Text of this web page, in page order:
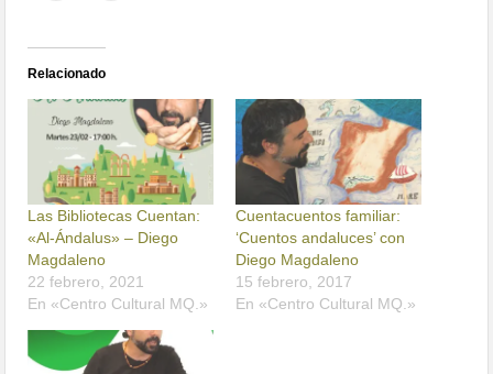
Relacionado
Las Bibliotecas Cuentan:
«Al-Ándalus» – Diego
Magdaleno
22 febrero, 2021
En «Centro Cultural MQ.»
Cuentacuentos familiar:
‘Cuentos andaluces’ con
Diego Magdaleno
15 febrero, 2017
En «Centro Cultural MQ.»